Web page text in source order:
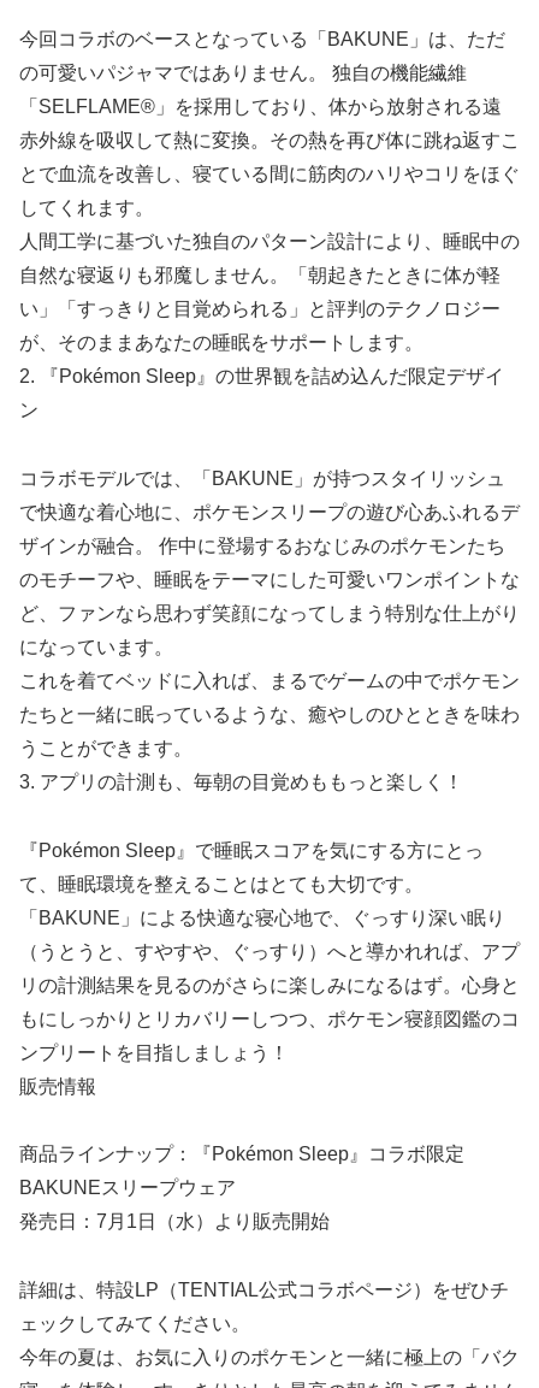
今回コラボのベースとなっている「BAKUNE」は、ただ
の可愛いパジャマではありません。 独自の機能繊維
「SELFLAME®︎」を採用しており、体から放射される遠
赤外線を吸収して熱に変換。その熱を再び体に跳ね返すこ
とで血流を改善し、寝ている間に筋肉のハリやコリをほぐ
してくれます。
人間工学に基づいた独自のパターン設計により、睡眠中の
自然な寝返りも邪魔しません。「朝起きたときに体が軽
い」「すっきりと目覚められる」と評判のテクノロジー
が、そのままあなたの睡眠をサポートします。
2. 『Pokémon Sleep』の世界観を詰め込んだ限定デザイ
ン
コラボモデルでは、「BAKUNE」が持つスタイリッシュ
で快適な着心地に、ポケモンスリープの遊び心あふれるデ
ザインが融合。 作中に登場するおなじみのポケモンたち
のモチーフや、睡眠をテーマにした可愛いワンポイントな
ど、ファンなら思わず笑顔になってしまう特別な仕上がり
になっています。
これを着てベッドに入れば、まるでゲームの中でポケモン
たちと一緒に眠っているような、癒やしのひとときを味わ
うことができます。
3. アプリの計測も、毎朝の目覚めももっと楽しく！
『Pokémon Sleep』で睡眠スコアを気にする方にとっ
て、睡眠環境を整えることはとても大切です。
「BAKUNE」による快適な寝心地で、ぐっすり深い眠り
（うとうと、すやすや、ぐっすり）へと導かれれば、アプ
リの計測結果を見るのがさらに楽しみになるはず。心身と
もにしっかりとリカバリーしつつ、ポケモン寝顔図鑑のコ
ンプリートを目指しましょう！
販売情報
商品ラインナップ：『Pokémon Sleep』コラボ限定
BAKUNEスリープウェア
発売日：7月1日（水）より販売開始
詳細は、特設LP（TENTIAL公式コラボページ）をぜひチ
ェックしてみてください。
今年の夏は、お気に入りのポケモンと一緒に極上の「バク